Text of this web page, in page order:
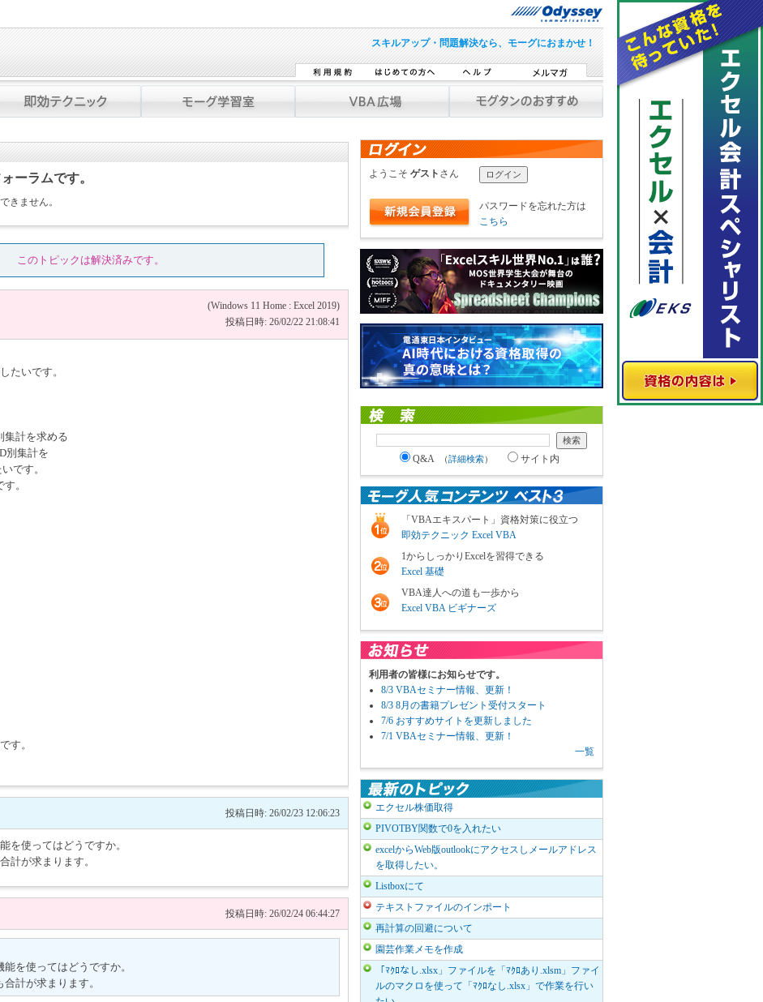
スキルアップ・問題解決なら、モーグにおまかせ！
ーラムです。
きません。
このトピックは解決済みです。
(Windows 11 Home : Excel 2019)
投稿日時: 26/02/22 21:08:41
たいです。
計を求める
集計を
です。
。
す。
投稿日時: 26/02/23 12:06:23
を使ってはどうですか。
計が求まります。
投稿日時: 26/02/24 06:44:27
を使ってはどうですか。
計が求まります。
ようこそ ゲスト さん
パスワードを忘れた方は
こちら
Q&A （詳細検索） サイト内
「VBAエキスパート」資格対策に役立つ
即効テクニック Excel VBA
1からしっかりExcelを習得できる
Excel 基礎
VBA達人への道も一歩から
Excel VBA ビギナーズ
利用者の皆様にお知らせです。
8/3 VBAセミナー情報、更新！
8/3 8月の書籍プレゼント受付スタート
7/6 おすすめサイトを更新しました
7/1 VBAセミナー情報、更新！
一覧
エクセル株価取得
PIVOTBY関数で0を入れたい
excelからWeb版outlookにアクセスしメールアドレス
を取得したい。
Listboxにて
テキストファイルのインポート
再計算の回避について
園芸作業メモを作成
「ﾏｸﾛなし.xlsx」ファイルを「ﾏｸﾛあり.xlsm」ファイ
ルのマクロを使って「ﾏｸﾛなし.xlsx」で作業を行い